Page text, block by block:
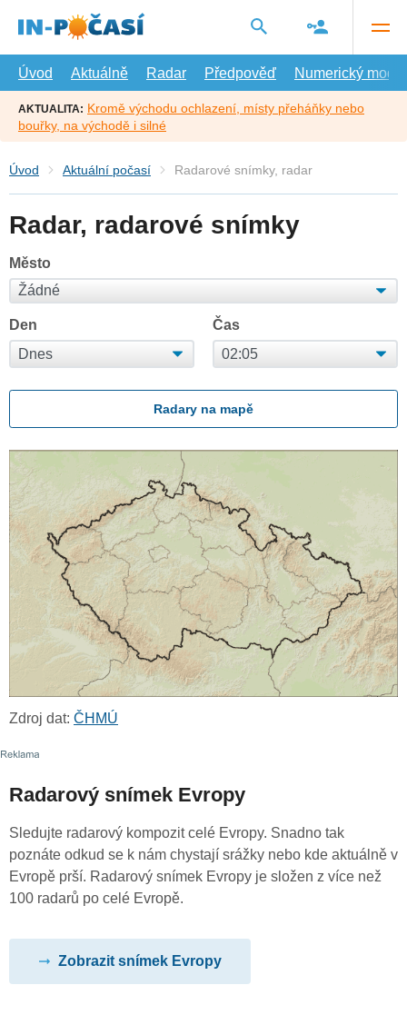
hlavní
Úvod
Aktuálně Radar Předpověď Numerický model
AKTUALITA: Kromě východu ochlazení, místy přeháňky nebo
bouřky, na východě i silné
Úvod Aktuální počasí Radarové snímky, radar
Radar, radarové snímky
Město
Den Čas
Radary na mapě
Zdroj dat: ČHMÚ
Radarový snímek Evropy
Sledujte radarový kompozit celé Evropy. Snadno tak
poznáte odkud se k nám chystají srážky nebo kde aktuálně v
Evropě prší. Radarový snímek Evropy je složen z více než
100 radarů po celé Evropě.
Zobrazit snímek Evropy